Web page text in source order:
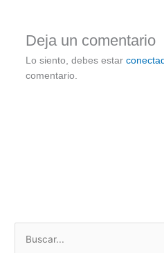
Deja un comentario
Lo siento, debes estar
comentario.